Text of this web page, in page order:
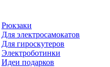
Рюкзаки
Для электросамокатов
Для гироскутеров
Электроботинки
Идеи подарков